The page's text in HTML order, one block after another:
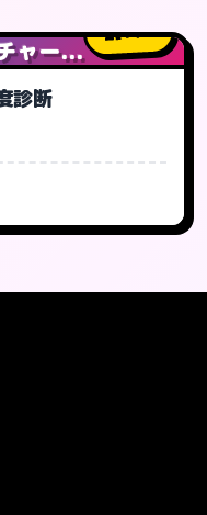
ャー...
14人
診断